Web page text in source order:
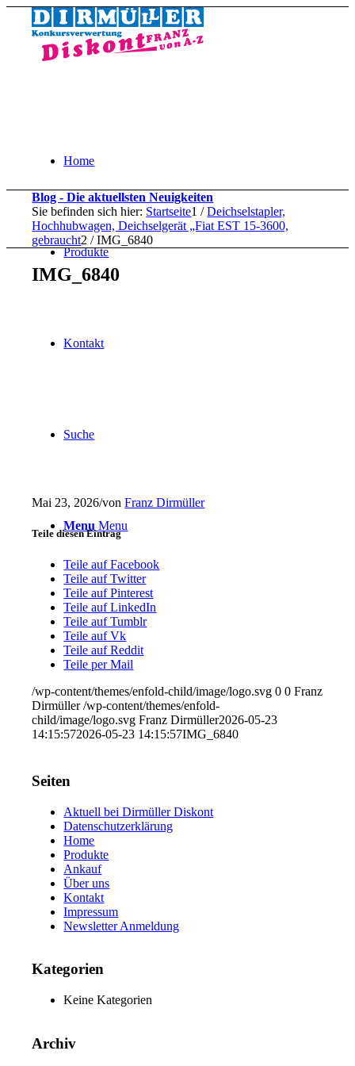
Home
Produkte
Kontakt
Suche
Menu Menu
Blog - Die aktuellsten Neuigkeiten
Sie befinden sich hier: Startseite1 / Deichselstapler,
Hochhubwagen, Deichselgerät „Fiat EST 15-3600,
gebraucht2 / IMG_6840
IMG_6840
Mai 23, 2026/vonFranz Dirmüller
Teile diesen Eintrag
Teile auf Facebook
Teile auf Twitter
Teile auf Pinterest
Teile auf LinkedIn
Teile auf Tumblr
Teile auf Vk
Teile auf Reddit
Teile per Mail
/wp-content/themes/enfold-child/image/logo.svg 0 0 Franz
Dirmüller /wp-content/themes/enfold-
child/image/logo.svg Franz Dirmüller2026-05-23
14:15:572026-05-23 14:15:57IMG_6840
Seiten
Aktuell bei Dirmüller Diskont
Datenschutzerklärung
Home
Produkte
Ankauf
Über uns
Kontakt
Impressum
Newsletter Anmeldung
Kategorien
Keine Kategorien
Archiv